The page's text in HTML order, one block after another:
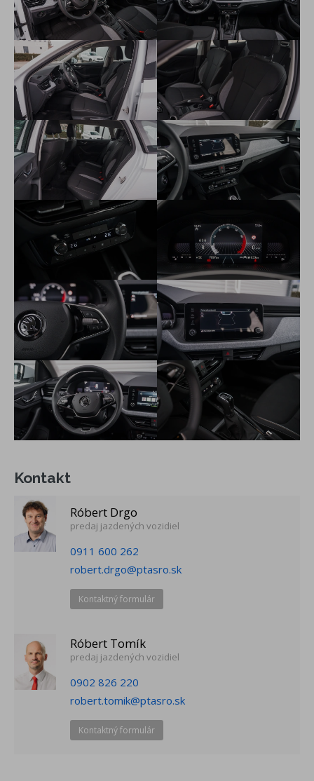
Kontakt
Róbert Drgo
predaj jazdených vozidiel
0911 600 262
robert.drgo@ptasro.sk
Kontaktný formulár
Róbert Tomík
predaj jazdených vozidiel
0902 826 220
robert.tomik@ptasro.sk
Kontaktný formulár